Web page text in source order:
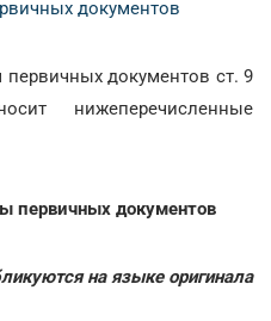
документов
документов ст. 9
нижеперечисленные
первичных документов
на языке оригинала